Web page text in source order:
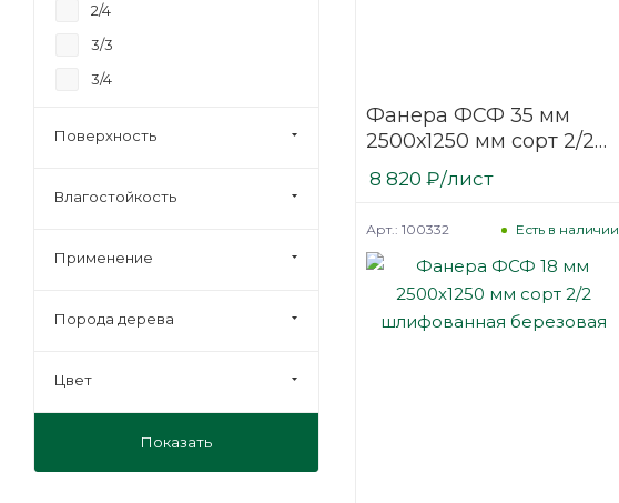
Фанера ФСФ 35 мм
2500х1250 мм сорт 2/2
шлифованная
березовая
8 820 ₽/лист
Есть в наличии
Арт.: 100332
2/4
3/3
3/4
Строительная
Поверхность
Влагостойкость
Применение
Порода дерева
Цвет
Показать